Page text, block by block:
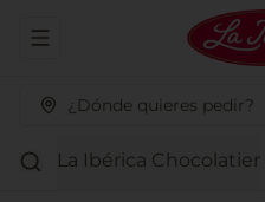
Abrir menu de navegación
¿Dónde quieres pedir?
La Ibérica Chocolatier